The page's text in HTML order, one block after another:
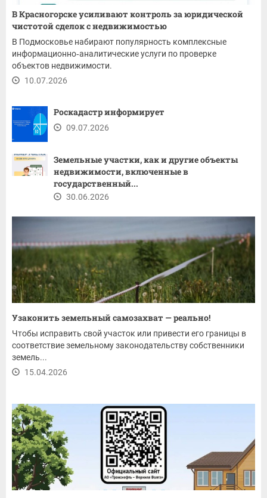
В Красногорске усиливают контроль за юридической
чистотой сделок с недвижимостью
В Подмосковье набирают популярность комплексные
информационно‑аналитические услуги по проверке
объектов недвижимости.
10.07.2026
Роскадастр информирует
09.07.2026
Земельные участки, как и другие объекты
недвижимости, включенные в
государственный...
30.06.2026
Узаконить земельный самозахват — реально!
Чтобы исправить свой участок или привести его границы в
соответствие земельному законодательству собственники
земель...
15.04.2026